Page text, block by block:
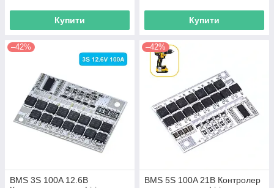
Купити Купити
–42%
BMS 3S 100A 12.6В
–42%
BMS 5S 100A 21В Контролер